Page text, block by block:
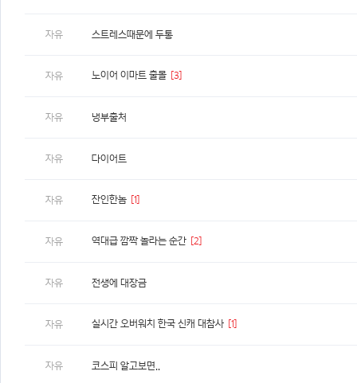
자유 스트레스때문에 두통
자유 노이어 이마트 출몰 [3]
자유 냉부출처
자유 다이어트
자유 잔인한놈 [1]
자유 역대급 깜짝 놀라는 순간 [2]
자유 전생에 대장금
자유 실시간 오버워치 한국 신캐 대참사 [1]
자유 코스피 알고보면..